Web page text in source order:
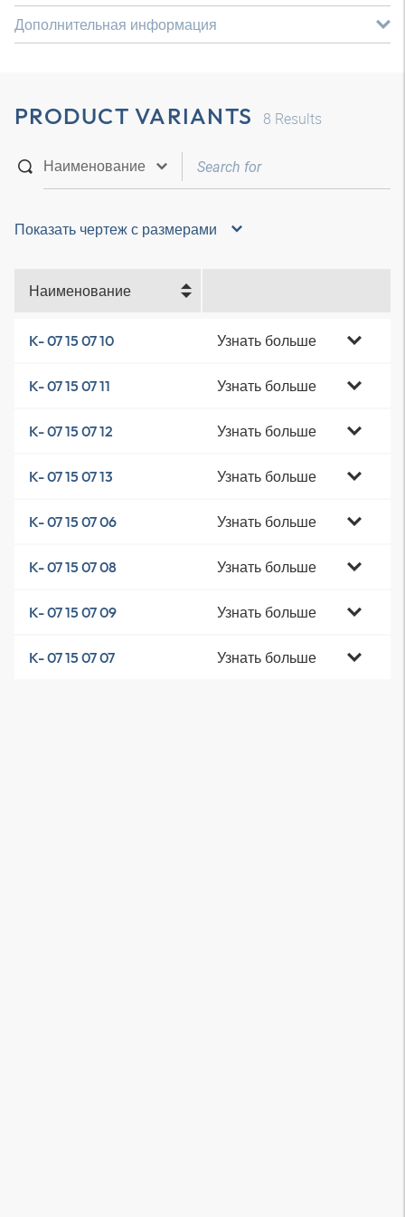
Дополнительная информация
PRODUCT VARIANTS 8 Results
Показать чертеж с размерами
Наименование
K- 07 15 07 10 Узнать больше
K- 07 15 07 11 Узнать больше
K- 07 15 07 12 Узнать больше
K- 07 15 07 13 Узнать больше
K- 07 15 07 06 Узнать больше
K- 07 15 07 08 Узнать больше
K- 07 15 07 09 Узнать больше
K- 07 15 07 07 Узнать больше